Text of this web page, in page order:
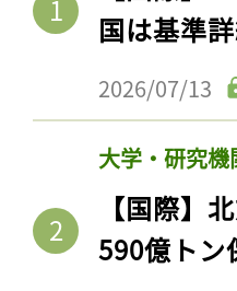
国は基準
2026/07/13
大学・研究機
【国際】
590億トン